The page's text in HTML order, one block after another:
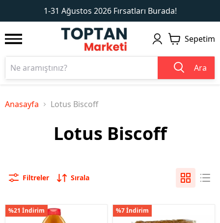
1-31 Ağustos 2026 Fırsatları Burada!
1 2
Sepetim
Ara
Anasayfa Lotus Biscoff
Lotus Biscoff
Filtreler Sırala
%21 İndirim %7 İndirim